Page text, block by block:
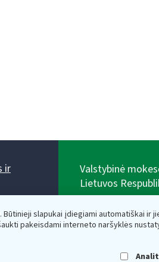
Būtinieji slapukai įdiegiami automatiškai ir
pakeisdami interneto naršyklės
ir
val.
Valstybinė
Lietuvos
adresas: Vasario 16-
el.paštas:vmi@vmi.lt,
Lietuvos Respublikos